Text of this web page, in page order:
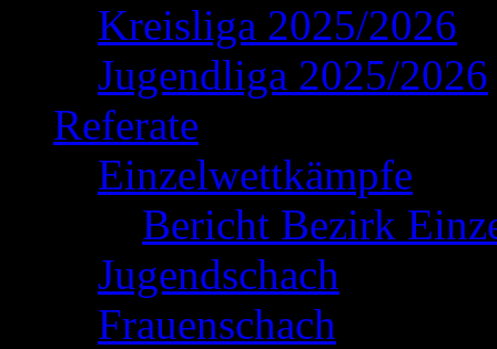
Kreisliga 2025/2026
Jugendliga 2025/2026
Referate
Einzelwettkämpfe
Bericht Bezirk
Jugendschach
Frauenschach